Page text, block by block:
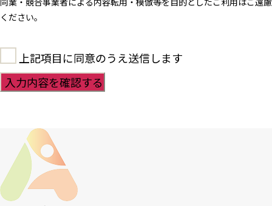
ください。
上記項目に同意のうえ送信します